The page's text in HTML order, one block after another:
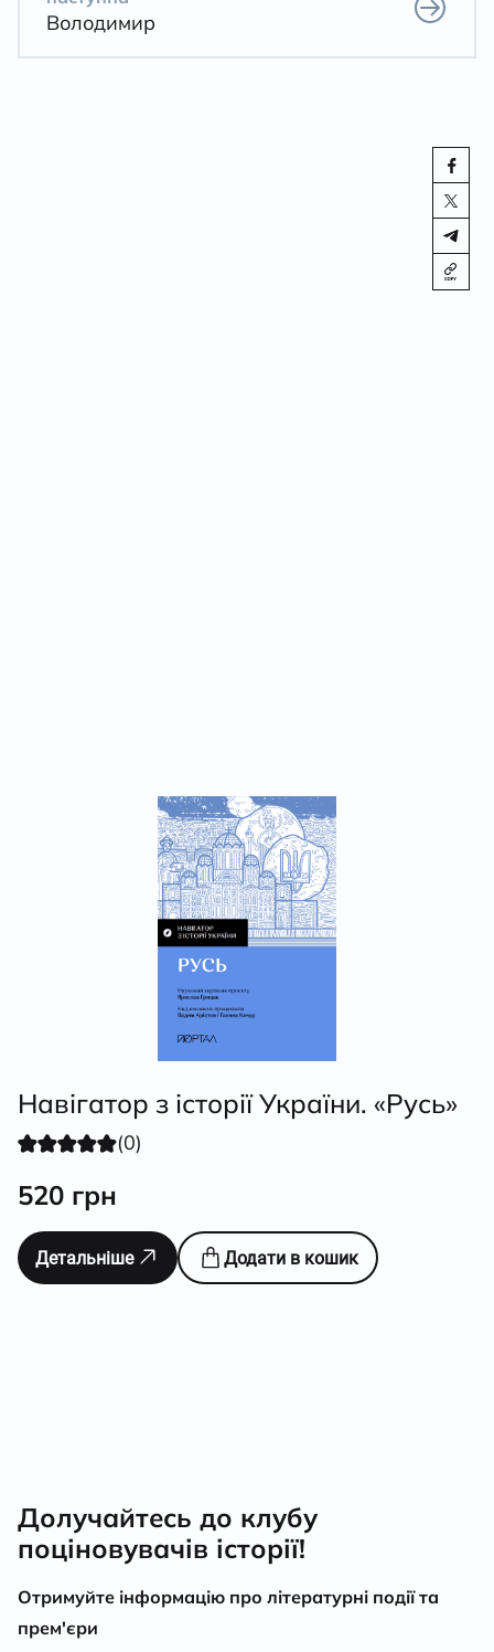
Володимир
Навігатор з історії України. «Русь»
(0)
520 грн
Детальніше Додати в кошик
Долучайтесь до клубу
поціновувачів історії!
Отримуйте інформацію про літературні події та
прем'єри